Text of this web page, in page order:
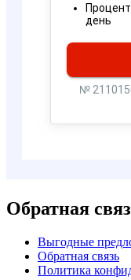
Обратная
Выгодные
Обратная связь
Политика